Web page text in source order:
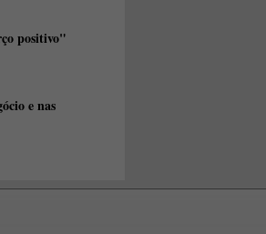
positivo"
e nas